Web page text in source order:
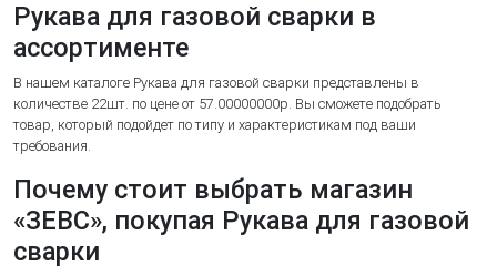
Рукава для газовой сварки в
ассортименте
В нашем каталоге Рукава для газовой сварки представлены в
количестве 22шт. по цене от 57.00000000р. Вы сможете подобрать
товар, который подойдет по типу и характеристикам под ваши
требования.
Почему стоит выбрать магазин
«ЗЕВС», покупая Рукава для газовой
сварки